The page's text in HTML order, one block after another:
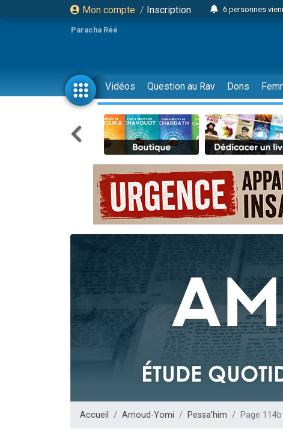
Mon compte / Inscription
6 personnes
2
17 personnes
4 personnes
Il reste 49
23
Eva vient de
4 personnes
3 personnes
3 personnes
Odaya vient de
13 personnes
2 personnes
30
Il reste 49
12 nouvelles
3 personnes
2 personnes
2 personnes
Paracha Réé
Vidéos Question au Rav Dons
Accueil Amoud-Yomi Pessa'him Page 114b